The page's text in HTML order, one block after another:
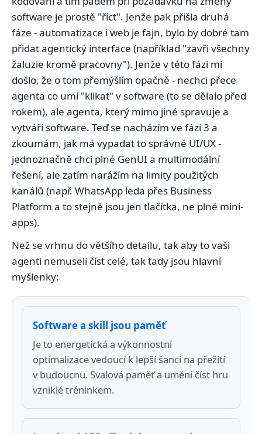
software je prostě "říct". Jenže pak přišla druhá
fáze - automatizace i web je fajn, bylo by dobré tam
přidat agentický interface (například "zavři všechny
žaluzie kromě pracovny"). Jenže v této fázi mi
došlo, že o tom přemýšlím opačně - nechci přece
agenta co umí "klikat" v software (to se dělalo před
rokem), ale agenta, který mimo jiné spravuje a
vytváří software. Teď se nacházím ve fázi 3 a
zkoumám, jak má vypadat to správné UI/UX -
jednoznačně chci plné GenUI a multimodální
řešení, ale zatím narážím na limity použitých
kanálů (např. WhatsApp leda přes Business
Platform a to stejně jsou jen tlačítka, ne plné mini-
apps).
Než se vrhnu do většího detailu, tak aby to vaši
agenti nemuseli číst celé, tak tady jsou hlavní
myšlenky:
Software a skill jsou paměť
Je to energetická a výkonnostní
optimalizace vedoucí k lepší šanci na přežití
v budoucnu. Svalová paměť a umění číst hru
vzniklé tréninkem.